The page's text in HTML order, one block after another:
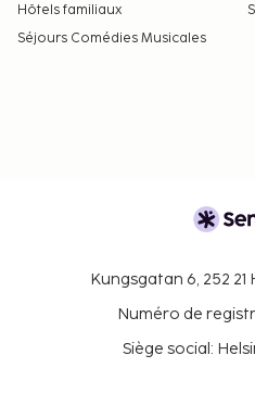
Hôtels familiaux
Séjours Comédies Musicales
Kungsgatan 6, 252
Numéro de
Siège social: